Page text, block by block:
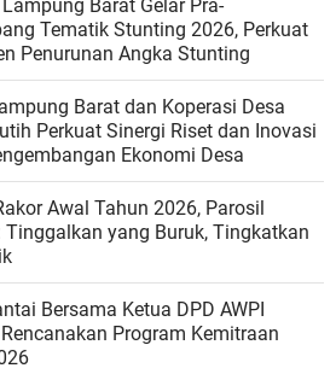
Barat Gelar Pra-
Tematik Stunting 2026, Perkuat
Penurunan Angka Stunting
Barat dan Koperasi Desa
Perkuat Sinergi Riset dan Inovasi
Ekonomi Desa
Awal Tahun 2026, Parosil
Tinggalkan yang Buruk, Tingkatkan
Bersama Ketua DPD AWPI
Program Kemitraan